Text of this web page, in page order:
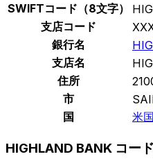
SWIFTコード（8文字）
支店コード
銀行名
支店名
住所
市
国
米国
HIGHLAND BANK コー